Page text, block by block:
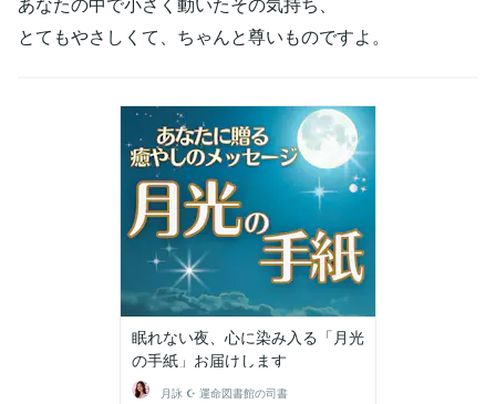
とてもやさしくて、ちゃんと尊いものですよ。
眠れない夜、心に染み入る「月光
の手紙」お届けします
月詠 ☪︎ 運命図書館の司書